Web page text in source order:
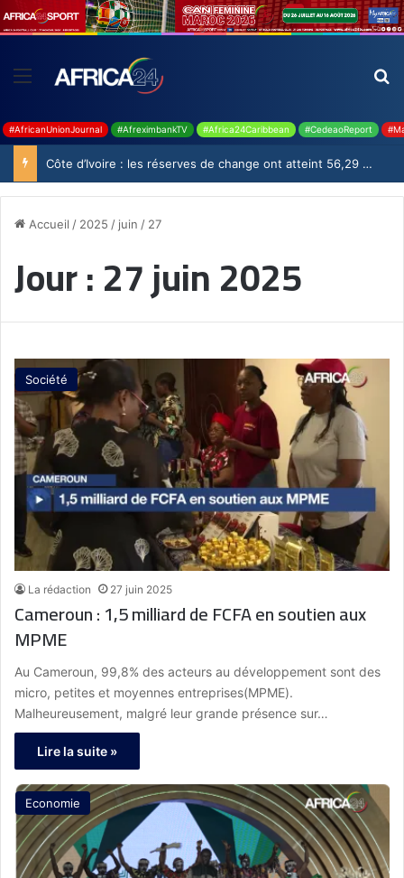
#AfricanUnionJournal #AfreximbankTV #Africa24Caribbean #CedeaoReport
Côte d’Ivoire : les réserves de change ont atteint 56,29 milliards USD en juillet
Accueil / 2025 / juin / 27
Jour :27 juin 2025
Société
La rédaction 27 juin 2025
Cameroun : 1,5 milliard de FCFA en soutien aux
MPME
Au Cameroun, 99,8% des acteurs au développement sont des
micro, petites et moyennes entreprises(MPME).
Malheureusement, malgré leur grande présence sur…
Lire la suite »
Economie